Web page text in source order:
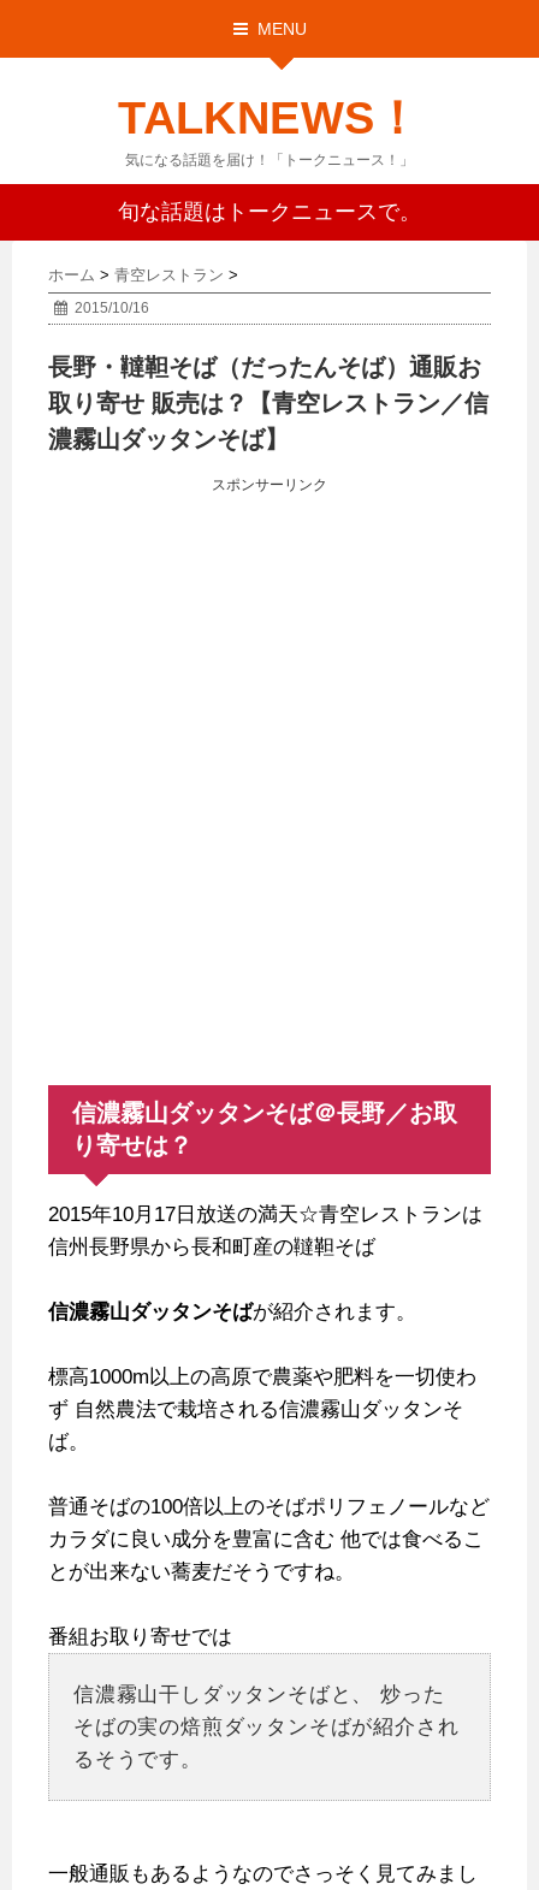
MENU
TALKNEWS！
気になる話題を届け！「トークニュース！」
旬な話題はトークニュースで。
ホーム > 青空レストラン >
2015/10/16
長野・韃靼そば（だったんそば）通販お
取り寄せ 販売は？【青空レストラン／信
濃霧山ダッタンそば】
スポンサーリンク
信濃霧山ダッタンそば＠長野／お取
り寄せは？
2015年10月17日放送の満天☆青空レストランは
信州長野県から長和町産の韃靼そば
信濃霧山ダッタンそばが紹介されます。
標高1000m以上の高原で農薬や肥料を一切使わ
ず 自然農法で栽培される信濃霧山ダッタンそ
ば。
普通そばの100倍以上のそばポリフェノールなど
カラダに良い成分を豊富に含む 他では食べるこ
とが出来ない蕎麦だそうですね。
番組お取り寄せでは
信濃霧山干しダッタンそばと、
炒った
そばの実の焙煎ダッタンそばが紹介され
るそうです。
一般通販もあるようなのでさっそく見てみまし